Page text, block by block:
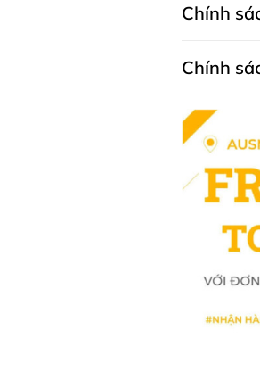
thể lựa
Hỗ
Hỗ
Hỗ
ứng
Hỗ
Hỗ
Ngăn
Chính
Chính